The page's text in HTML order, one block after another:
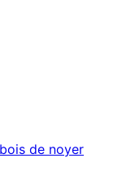
de noyer